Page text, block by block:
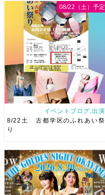
申し込み多数につき会場変更し
ました♡ 表町桃太郎スタジオ
岡山県岡山市 北区表町2丁目6-
64 4階 ショー会場から近いの
で、安心♡駅からもバスで天満
屋バスス […]
8/22土 古都学区のふれあい祭
りにて踊らせていただきます♡
太鼓も叩くよー！私たちは
18:40頃から出演です屋台も出
イベントブログ,出演
8/22土 古都学区のふれあい祭
り
08/22（土）予定